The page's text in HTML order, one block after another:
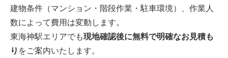
建物条件（マンション・階段作業・駐車環境）、作業人
数によって費用は変動します。
東海神駅エリアでも現地確認後に無料で明確なお見積も
り をご案内いたします。